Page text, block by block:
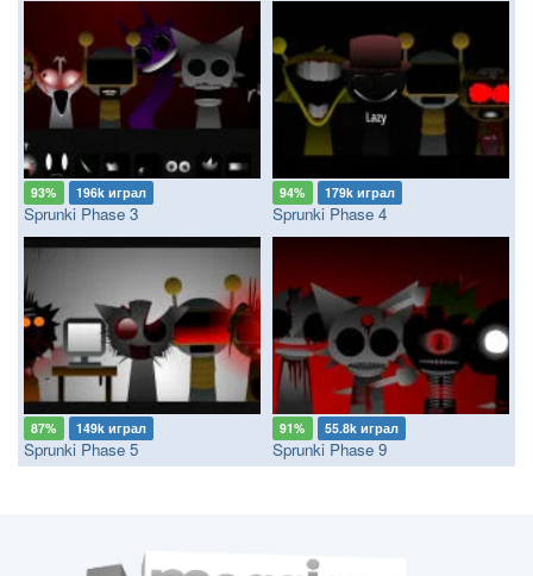
93% 196k играл
Sprunki Phase 3
94% 179k играл
Sprunki Phase 4
87% 149k играл
Sprunki Phase 5
91% 55.8k играл
Sprunki Phase 9